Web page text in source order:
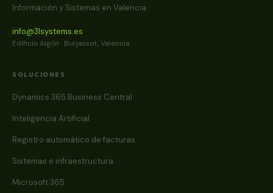
Información y Sistemas en Valencia.
info@3lsystems.es
Edificio Algón · Burjassot, Valencia
SOLUCIONES
Dynamics 365 Business Central
Inteligencia Artificial
Registro automático de facturas
Sistemas e infraestructura
Microsoft 365